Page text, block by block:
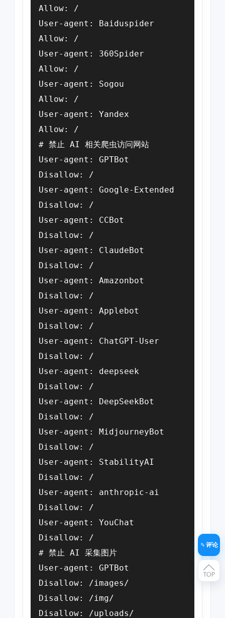
Allow: /
User-agent: Baiduspider
Allow: /
User-agent: 360Spider
Allow: /
User-agent: Sogou
Allow: /
User-agent: Yandex
Allow: /
# 禁止 AI 相关爬虫访问网站
User-agent: GPTBot
Disallow: /
User-agent: Google-Extended
Disallow: /
User-agent: CCBot
Disallow: /
User-agent: ClaudeBot
Disallow: /
User-agent: Amazonbot
Disallow: /
User-agent: Applebot
Disallow: /
User-agent: ChatGPT-User
Disallow: /
User-agent: deepseek
Disallow: /
User-agent: DeepSeekBot
Disallow: /
User-agent: MidjourneyBot
Disallow: /
User-agent: StabilityAI
Disallow: /
User-agent: anthropic-ai
Disallow: /
User-agent: YouChat
Disallow: /
# 禁止 AI 采集图片
User-agent: GPTBot
Disallow: /images/
Disallow: /img/
Disallow: /uploads/
评论